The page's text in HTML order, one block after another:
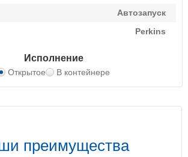
Автозапуск
Perkins
Исполнение
Открытое В контейнере
преимущества